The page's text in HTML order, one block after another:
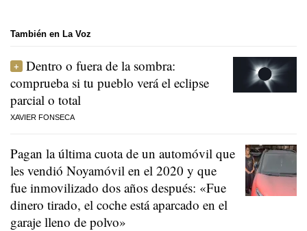
También en La Voz
Dentro o fuera de la sombra:
comprueba si tu pueblo verá el eclipse
parcial o total
XAVIER FONSECA
Pagan la última cuota de un automóvil que
les vendió Noyamóvil en el 2020 y que
fue inmovilizado dos años después: «Fue
dinero tirado, el coche está aparcado en el
garaje lleno de polvo»